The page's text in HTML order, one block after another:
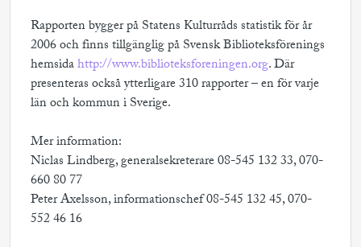
Rapporten bygger på Statens Kulturråds statistik för år
2006 och finns tillgänglig på Svensk Biblioteksförenings
hemsidahttp://www.biblioteksforeningen.org. Där
presenteras också ytterligare 310 rapporter – en för varje
län och kommun i Sverige.
Mer information:
Niclas Lindberg, generalsekreterare 08-545 132 33, 070-
660 80 77
Peter Axelsson, informationschef 08-545 132 45, 070-
552 46 16